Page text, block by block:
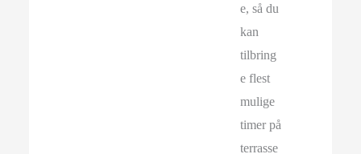
e, så du
kan
tilbring
e flest
mulige
timer på
terrasse